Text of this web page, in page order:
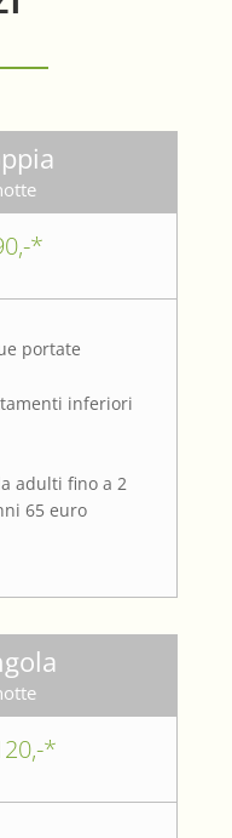
*
portate
inferiori
adulti fino a 2
65 euro
*